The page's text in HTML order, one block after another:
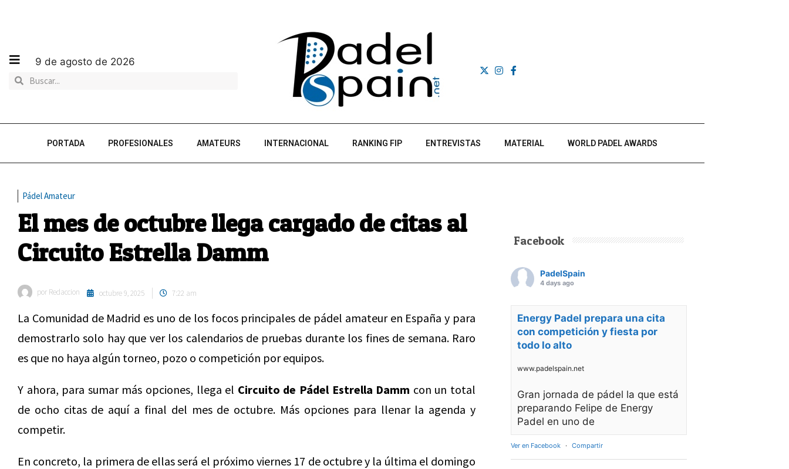
9 de agosto de 2026
PORTADA PROFESIONALES AMATEURS INTERNACIONAL RANKING FIP ENTREVISTAS MATERIAL WORLD PADEL AWARDS
Pádel Amateur
El mes de octubre llega cargado de citas al
Circuito Estrella Damm
por Redaccion octubre 9, 2025 7:22 am
La Comunidad de Madrid es uno de los focos principales de pádel amateur en España y para
demostrarlo solo hay que ver los calendarios de pruebas durante los fines de semana. Raro
es que no haya algún torneo, pozo o competición por equipos.
Y ahora, para sumar más opciones, llega el Circuito de Pádel Estrella Damm con un total
de ocho citas de aquí a final del mes de octubre. Más opciones para llenar la agenda y
competir.
En concreto, la primera de ellas será el próximo viernes 17 de octubre y la última el domingo
Facebook
PadelSpain
4 days ago
Energy Padel prepara una cita
con competición y fiesta por
todo lo alto
www.padelspain.net
Gran jornada de pádel la que está
preparando Felipe de Energy
Padel en uno de
Ver en Facebook · Compartir